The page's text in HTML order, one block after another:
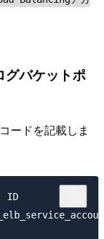
バケットポ
ードを記載しま
ID